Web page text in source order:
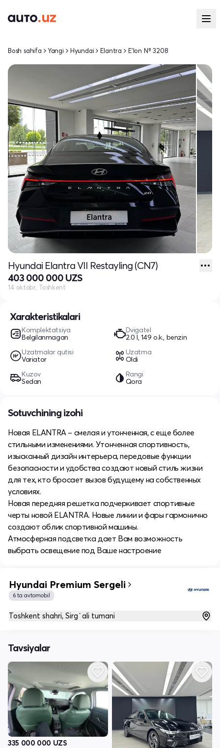
Xarakteristikalari
Komplektatsiya
Belgilanmagan
Dvigatel
2.0 l, 149 o.k., benzin
Uzatmalar qutisi
Variator
Uzatma
Oldi
Kuzov
Sedan
Rangi
Qora
Bosh sahifa Yangi Hyundai Elantra E'lon № 3208
Hyundai Elantra VII Restayling (CN7)
403 000 000 UZS
14 oktabr, Toshkent
Sotuvchining izohi
Новая ELANTRA – смелая и утонченная, с еще более
стильными изменениями. Утонченная спортивность,
изысканный дизайн интерьера, передовые функции
безопасности и удобства создают новый стиль жизни
для тех, кто бросает вызов будущему на собственных
условиях.
Новая передняя решетка подчеркивает спортивные
черты новой ELANTRA. Новые линии и фары гармонично
создают облик спортивной машины.
Атмосферная подсветка дает Вам возможность
выбрать освещение под Ваше настроение
Hyundai Premium Sergeli
6 ta avtomobil
Toshkent shahri, Sirg`ali tumani
Tavsiyalar
335 000 000 UZS